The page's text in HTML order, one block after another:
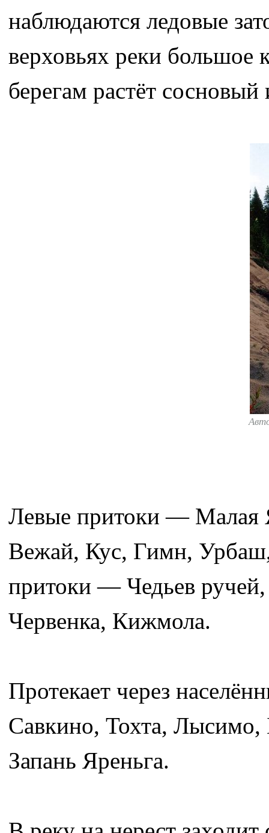
наблюдаются ледовые
верховьях реки большое
берегам растёт
Левые притоки — Малая
Вежай, Кус, Гимн,
притоки — Чедьев
Червенка, Кижмола.
Протекает через
Савкино, Тохта, Лысимо,
Запань Яреньга.